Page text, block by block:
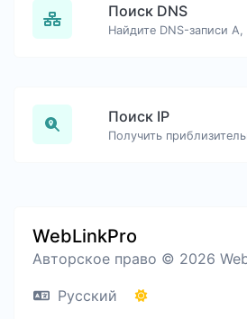
Поиск DNS
Поиск IP
WebLinkPro
Авторское право © 2026
Русский